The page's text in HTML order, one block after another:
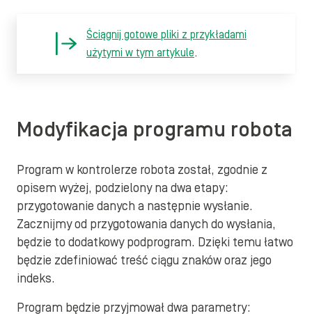
Ściągnij gotowe pliki z przykładami
użytymi w tym artykule.
Modyfikacja programu robota
Program w kontrolerze robota został, zgodnie z
opisem wyżej, podzielony na dwa etapy:
przygotowanie danych a następnie wysłanie.
Zacznijmy od przygotowania danych do wysłania,
będzie to dodatkowy podprogram. Dzięki temu łatwo
będzie zdefiniować treść ciągu znaków oraz jego
indeks.
Program będzie przyjmował dwa parametry: